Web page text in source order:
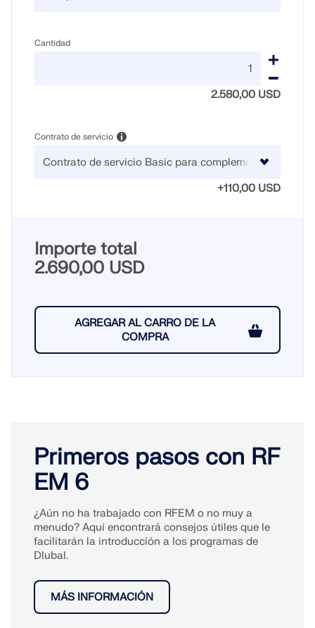
Cantidad
2.580,00 USD
Contrato de servicio
+110,00 USD
Importe total
2.690,00 USD
AGREGAR AL CARRO DE LA
COMPRA
Primeros pasos con RF
EM 6
¿Aún no ha trabajado con RFEM o no muy a
menudo? Aquí encontrará consejos útiles que le
facilitarán la introducción a los programas de
Dlubal.
MÁS INFORMACIÓN